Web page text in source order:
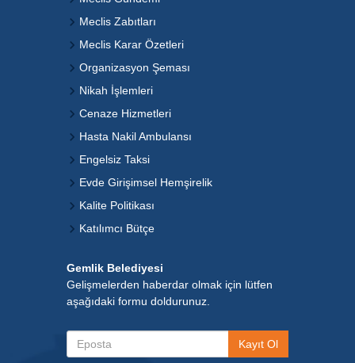
Meclis Zabıtları
Meclis Karar Özetleri
Organizasyon Şeması
Nikah İşlemleri
Cenaze Hizmetleri
Hasta Nakil Ambulansı
Engelsiz Taksi
Evde Girişimsel Hemşirelik
Kalite Politikası
Katılımcı Bütçe
Gemlik Belediyesi
Gelişmelerden haberdar olmak için lütfen
aşağıdaki formu doldurunuz.